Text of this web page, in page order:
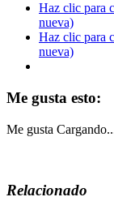
Haz clic para
nueva)
Haz clic para
nueva)
Me gusta esto:
Me gusta
Relacionado